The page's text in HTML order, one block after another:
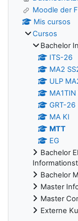
Moodle der
Mis cursos
Cursos
Bachelor
ITS-26
MA2
ULP
GRT-26
MA Kl
MTT
EG
Bachelor
Bachelor
Master
Master
Externe